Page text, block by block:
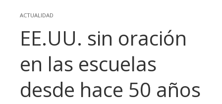
ACTUALIDAD
EE.UU. sin oración
en las escuelas
desde hace 50 años